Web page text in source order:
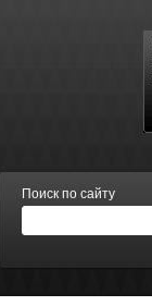
Поиск по сайту